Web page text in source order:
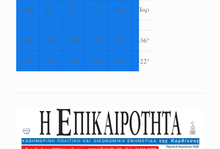
Σαβ
Δευ Τρι Τετ Πεμ Παρ
+36° +38° +40° +41° +38° +36°
+25° +25° +24° +24° +24° +22°